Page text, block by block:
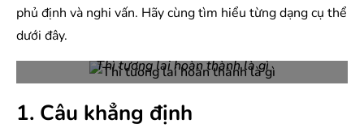
phủ định và nghi vấn. Hãy cùng tìm hiểu từng dạng cụ thể
dưới đây.
Thì tương lai hoàn thành là gì
1. Câu khẳng định